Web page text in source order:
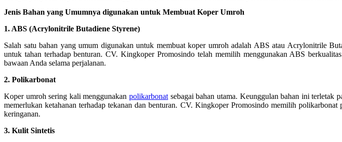
Jenis Bahan yang Umumnya digunakan untuk Membuat Koper Umroh
1. ABS (Acrylonitrile Butadiene Styrene)
Salah satu bahan yang umum digunakan untuk membuat koper umroh adalah ABS atau Acrylonitrile
untuk tahan terhadap benturan. CV. Kingkoper Promosindo telah memilih menggunakan ABS
bawaan Anda selama perjalanan.
2. Polikarbonat
Koper umroh sering kali menggunakanpolikarbonat sebagai bahan utama. Keunggulan bahan ini terletak
memerlukan ketahanan terhadap tekanan dan benturan. CV. Kingkoper Promosindo memilih
keringanan.
3. Kulit Sintetis